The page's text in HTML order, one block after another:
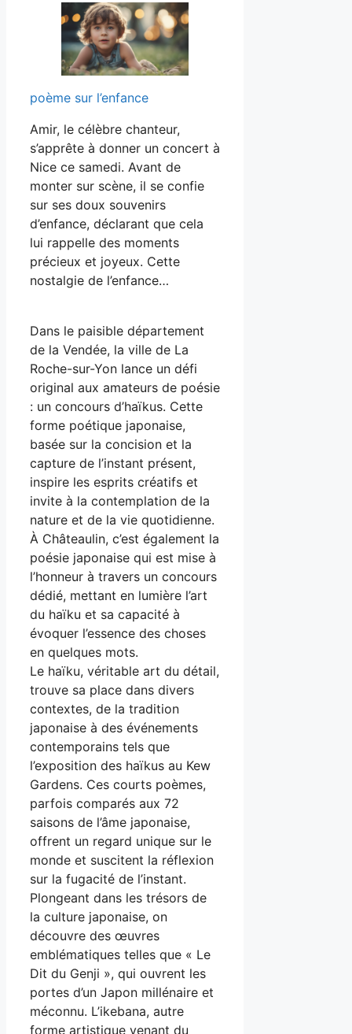
poème sur l’enfance
Amir, le célèbre chanteur,
s’apprête à donner un concert à
Nice ce samedi. Avant de
monter sur scène, il se confie
sur ses doux souvenirs
d’enfance, déclarant que cela
lui rappelle des moments
précieux et joyeux. Cette
nostalgie de l’enfance…
Dans le paisible département
de la Vendée, la ville de La
Roche-sur-Yon lance un défi
original aux amateurs de poésie
: un concours d’haïkus. Cette
forme poétique japonaise,
basée sur la concision et la
capture de l’instant présent,
inspire les esprits créatifs et
invite à la contemplation de la
nature et de la vie quotidienne.
À Châteaulin, c’est également la
poésie japonaise qui est mise à
l’honneur à travers un concours
dédié, mettant en lumière l’art
du haïku et sa capacité à
évoquer l’essence des choses
en quelques mots.
Le haïku, véritable art du détail,
trouve sa place dans divers
contextes, de la tradition
japonaise à des événements
contemporains tels que
l’exposition des haïkus au Kew
Gardens. Ces courts poèmes,
parfois comparés aux 72
saisons de l’âme japonaise,
offrent un regard unique sur le
monde et suscitent la réflexion
sur la fugacité de l’instant.
Plongeant dans les trésors de
la culture japonaise, on
découvre des œuvres
emblématiques telles que « Le
Dit du Genji », qui ouvrent les
portes d’un Japon millénaire et
méconnu. L’ikebana, autre
forme artistique venant du